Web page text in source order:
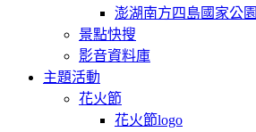
澎湖南方四島國家公園
景點快搜
影音資料庫
主題活動
花火節
花火節logo